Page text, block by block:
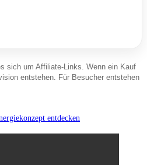
sich um Affiliate-Links. Wenn ein Kauf
entstehen. Für Besucher entstehen